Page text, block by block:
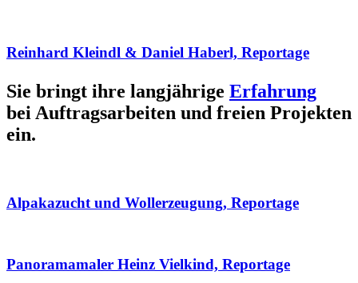
Reinhard Kleindl & Daniel Haberl, Reportage
Sie bringt ihre langjährige Erfahrung
bei Auftragsarbeiten und freien Projekten
ein.
Alpakazucht und Wollerzeugung, Reportage
Panoramamaler Heinz Vielkind, Reportage